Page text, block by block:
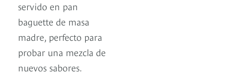
servido en pan
baguette de masa
madre, perfecto para
probar una mezcla de
nuevos sabores.